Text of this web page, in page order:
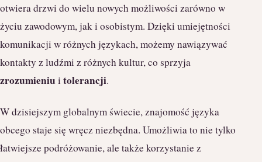
otwiera drzwi do wielu nowych możliwości zarówno w
życiu zawodowym, jak i osobistym. Dzięki umiejętności
komunikacji w różnych językach, możemy nawiązywać
kontakty z ludźmi z różnych kultur, co sprzyja
zrozumieniui tolerancji.
W dzisiejszym globalnym świecie, znajomość języka
obcego staje się wręcz niezbędna. Umożliwia to nie tylko
łatwiejsze podróżowanie, ale także korzystanie z